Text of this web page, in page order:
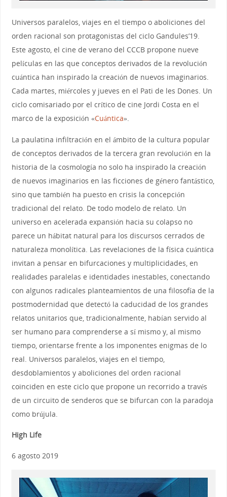
Universos paralelos, viajes en el tiempo o aboliciones del
orden racional son protagonistas del ciclo Gandules’19.
Este agosto, el cine de verano del CCCB propone nueve
películas en las que conceptos derivados de la revolución
cuántica han inspirado la creación de nuevos imaginarios.
Cada martes, miércoles y jueves en el Pati de les Dones. Un
ciclo comisariado por el crítico de cine Jordi Costa en el
marco de la exposición «Cuántica».
La paulatina infiltración en el ámbito de la cultura popular
de conceptos derivados de la tercera gran revolución en la
historia de la cosmología no solo ha inspirado la creación
de nuevos imaginarios en las ficciones de género fantástico,
sino que también ha puesto en crisis la concepción
tradicional del relato. De todo modelo de relato. Un
universo en acelerada expansión hacia su colapso no
parece un hábitat natural para los discursos cerrados de
naturaleza monolítica. Las revelaciones de la física cuántica
invitan a pensar en bifurcaciones y multiplicidades, en
realidades paralelas e identidades inestables, conectando
con algunos radicales planteamientos de una filosofía de la
postmodernidad que detectó la caducidad de los grandes
relatos unitarios que, tradicionalmente, habían servido al
ser humano para comprenderse a sí mismo y, al mismo
tiempo, orientarse frente a los imponentes enigmas de lo
real. Universos paralelos, viajes en el tiempo,
desdoblamientos y aboliciones del orden racional
coinciden en este ciclo que propone un recorrido a través
de un circuito de senderos que se bifurcan con la paradoja
como brújula.
High Life
6 agosto 2019